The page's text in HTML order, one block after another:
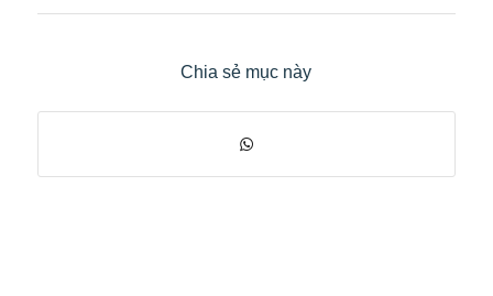
Chia sẻ mục này